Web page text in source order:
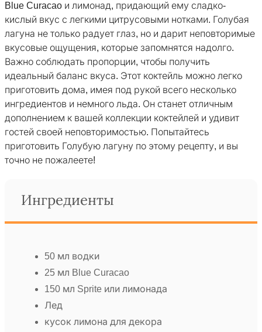
Blue Curacao и лимонад, придающий ему сладко-
кислый вкус с легкими цитрусовыми нотками. Голубая
лагуна не только радует глаз, но и дарит неповторимые
вкусовые ощущения, которые запомнятся надолго.
Важно соблюдать пропорции, чтобы получить
идеальный баланс вкуса. Этот коктейль можно легко
приготовить дома, имея под рукой всего несколько
ингредиентов и немного льда. Он станет отличным
дополнением к вашей коллекции коктейлей и удивит
гостей своей неповторимостью. Попытайтесь
приготовить Голубую лагуну по этому рецепту, и вы
точно не пожалеете!
Ингредиенты
50 мл водки
25 мл Blue Curacao
150 мл Sprite или лимонада
Лед
кусок лимона для декора